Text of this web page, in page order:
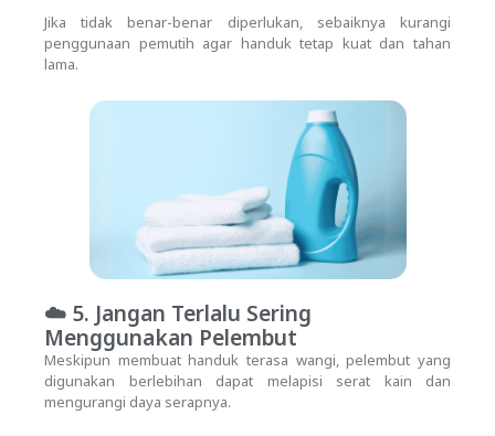
Jika tidak benar-benar diperlukan, sebaiknya kurangi
penggunaan pemutih agar handuk tetap kuat dan tahan
lama.
☁️ 5. Jangan Terlalu Sering
Menggunakan Pelembut
Meskipun membuat handuk terasa wangi, pelembut yang
digunakan berlebihan dapat melapisi serat kain dan
mengurangi daya serapnya.